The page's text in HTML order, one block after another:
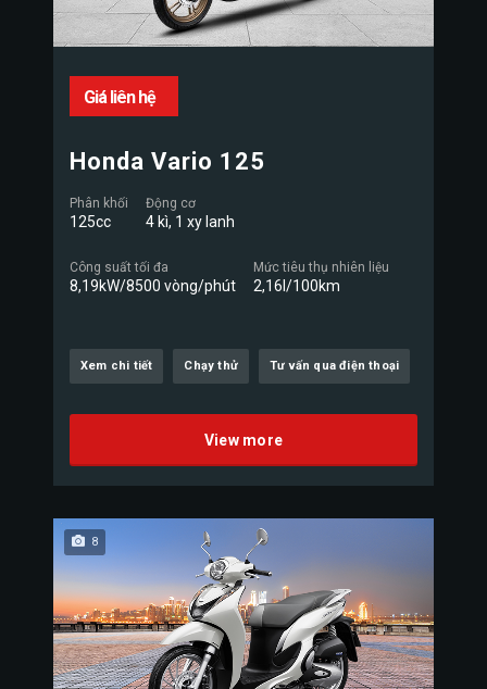
Giá liên hệ
Honda Vario 125
Phân khối
125cc
Động cơ
4 kì, 1 xy lanh
Công suất tối đa
8,19kW/8500 vòng/phút
Mức tiêu thụ nhiên liệu
2,16l/100km
Xem chi tiết Chạy thử Tư vấn qua điện thoại
View more
8